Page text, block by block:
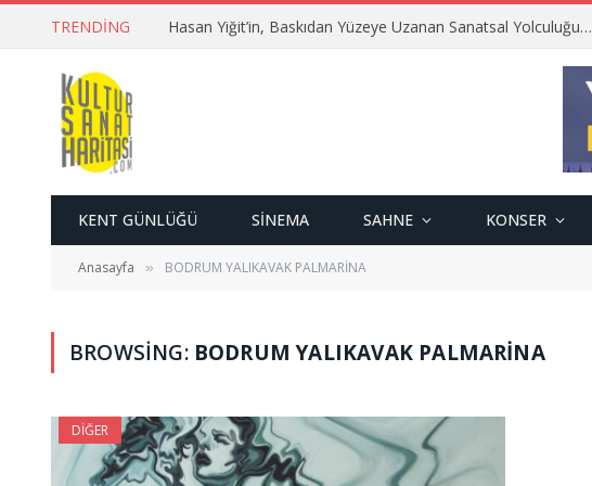
TRENDING Hasan Yiğit’in, Baskıdan Yüzeye Uzanan Sanatsal Yolculuğu…
KENT GÜNLÜĞÜ SINEMA SAHNE KONSER
Anasayfa » BODRUM YALIKAVAK PALMARİNA
BROWSING: BODRUM YALIKAVAK PALMARİNA
DIĞER